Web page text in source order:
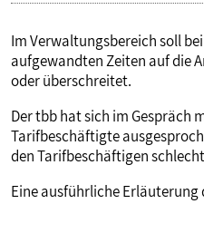
Im Verwaltungsbereich soll
aufgewandten Zeiten auf die
oder überschreitet.
Der tbb hat sich im Gespräch
Tarifbeschäftigte
den Tarifbeschäftigen
Eine ausführliche